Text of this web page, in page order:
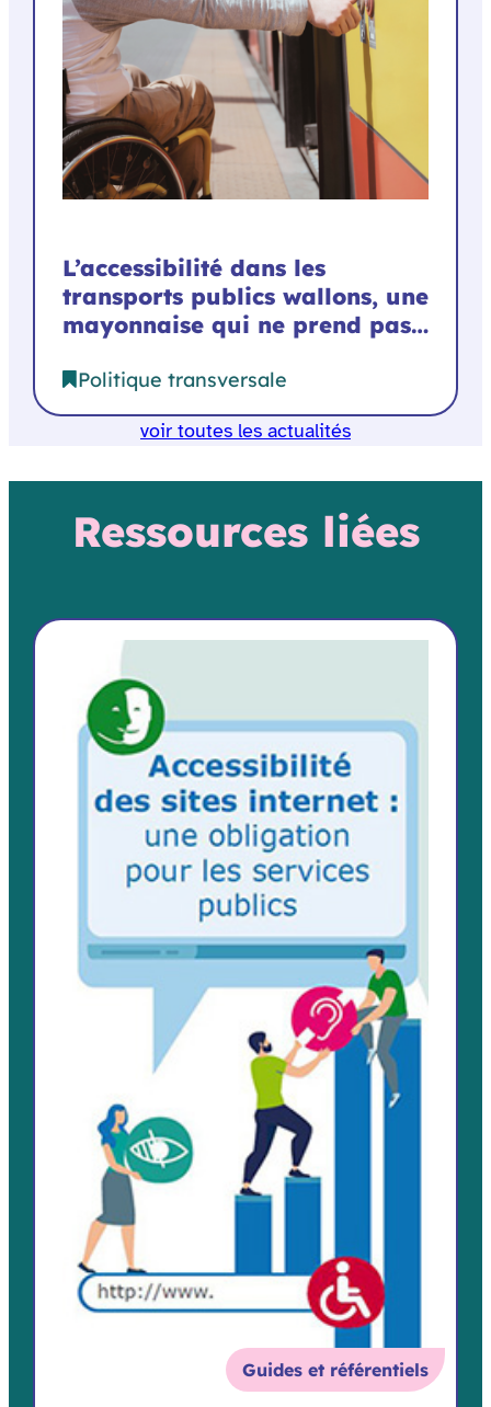
L’accessibilité dans les
transports publics wallons, une
mayonnaise qui ne prend pas…
Politique transversale
voir toutes les actualités
Ressources liées
Guides et référentiels